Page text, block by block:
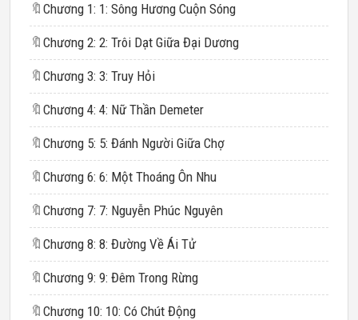
🔖 Chương 1: 1: Sông Hương Cuộn Sóng
🔖 Chương 2: 2: Trôi Dạt Giữa Đại Dương
🔖 Chương 3: 3: Truy Hỏi
🔖 Chương 4: 4: Nữ Thần Demeter
🔖 Chương 5: 5: Đánh Người Giữa Chợ
🔖 Chương 6: 6: Một Thoáng Ôn Nhu
🔖 Chương 7: 7: Nguyễn Phúc Nguyên
🔖 Chương 8: 8: Đường Về Ái Tử
🔖 Chương 9: 9: Đêm Trong Rừng
🔖 Chương 10: 10: Có Chút Động